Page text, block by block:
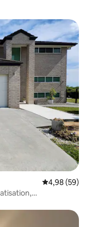
Évaluation
4,98 (59)